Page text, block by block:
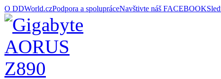
O DDWorld.czPodpora a spolupráceNavštivte náš FACEBOOK